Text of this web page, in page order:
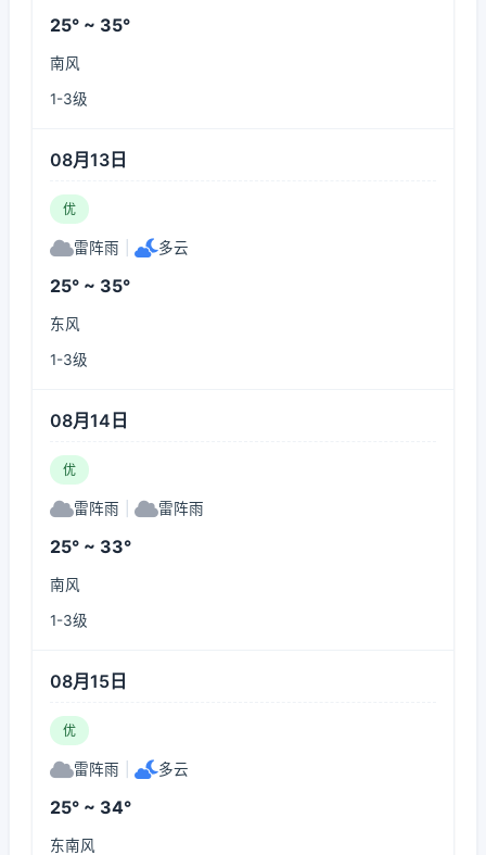
25° ~ 35°
南风
1-3级
08月13日
优
雷阵雨 多云
25° ~ 35°
东风
1-3级
08月14日
优
雷阵雨 雷阵雨
25° ~ 33°
南风
1-3级
08月15日
优
雷阵雨 多云
25° ~ 34°
东南风